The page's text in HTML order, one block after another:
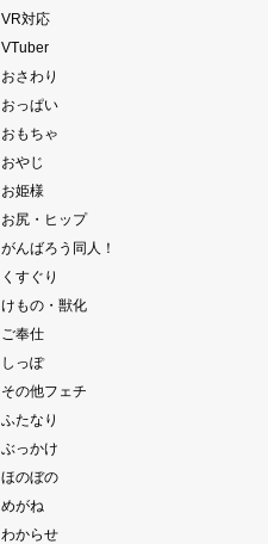
VR対応
VTuber
おさわり
おっぱい
おもちゃ
おやじ
お姫様
お尻・ヒップ
がんばろう同人！
くすぐり
けもの・獣化
ご奉仕
しっぽ
その他フェチ
ふたなり
ぶっかけ
ほのぼの
めがね
わからせ